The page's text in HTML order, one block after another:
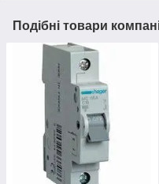
Подібні товари